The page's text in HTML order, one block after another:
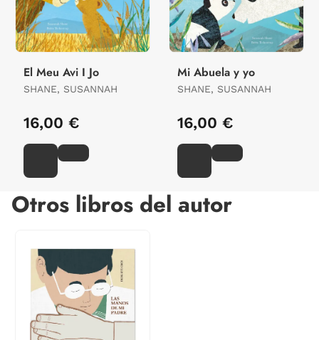
El Meu Avi I Jo
SHANE, SUSANNAH
16,00 €
Mi Abuela y yo
SHANE, SUSANNAH
16,00 €
Otros libros del autor